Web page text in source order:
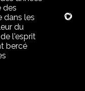
des
dans les
du
l'esprit
bercé